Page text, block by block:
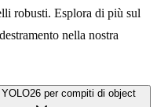
robusti. Esplora di più sul
nella nostra
per compiti di object